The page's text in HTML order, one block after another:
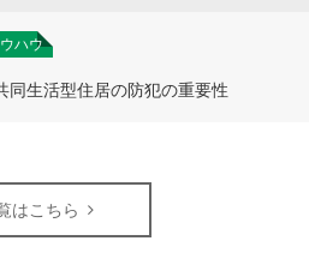
ハウ
同生活型住居の防犯の重要性
はこちら